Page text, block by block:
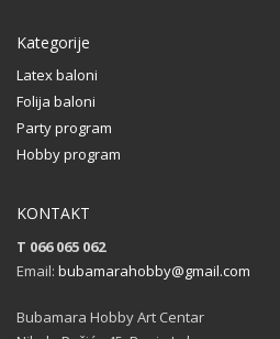
Kategorije
Latex baloni
Folija baloni
Party program
Hobby program
KONTAKT
T 066 065 062
Email: bubamarahobby@gmail.com
Bubamara Hobby Art Centar